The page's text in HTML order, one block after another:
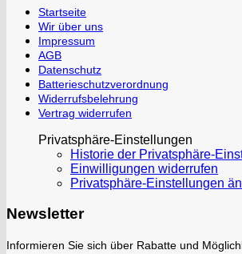
Startseite
Wir über uns
Impressum
AGB
Datenschutz
Batterieschutzverordnung
Widerrufsbelehrung
Vertrag widerrufen
Privatsphäre-Einstellungen
Historie der Privatsphäre-
Einwilligungen widerrufen
Privatsphäre-Einstellungen
Newsletter
Informieren Sie sich über Rabatte und